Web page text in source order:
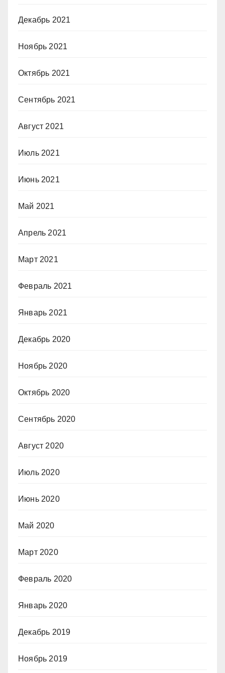
Декабрь 2021
Ноябрь 2021
Октябрь 2021
Сентябрь 2021
Август 2021
Июль 2021
Июнь 2021
Май 2021
Апрель 2021
Март 2021
Февраль 2021
Январь 2021
Декабрь 2020
Ноябрь 2020
Октябрь 2020
Сентябрь 2020
Август 2020
Июль 2020
Июнь 2020
Май 2020
Март 2020
Февраль 2020
Январь 2020
Декабрь 2019
Ноябрь 2019